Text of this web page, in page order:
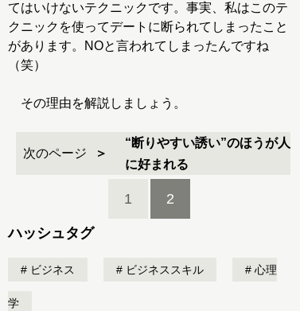
てはいけないテクニックです。事実、私はこのテ
クニックを使ってデートに断られてしまったこと
があります。NOと言われてしまったんですね
（笑）
その理由を解説しましょう。
次のページ
“断りやすい誘い”のほうが人
に好まれる
1 2
ハッシュタグ
ビジネス ビジネススキル 心理
学